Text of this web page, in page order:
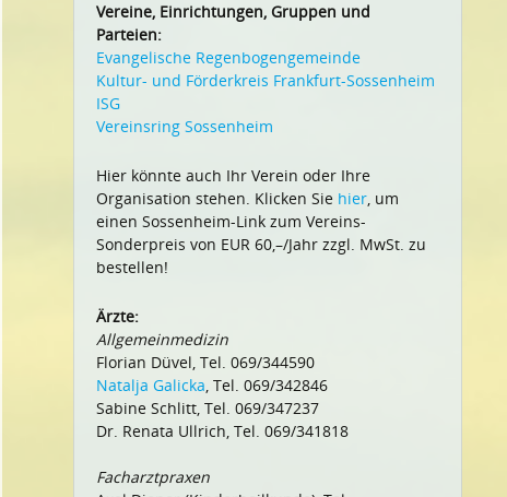
Vereine, Einrichtungen, Gruppen und
Parteien:
Evangelische Regenbogengemeinde
Kultur- und Förderkreis Frankfurt-Sossenheim
ISG
Vereinsring Sossenheim
Hier könnte auch Ihr Verein oder Ihre
Organisation stehen. Klicken Sie hier, um
einen Sossenheim-Link zum Vereins-
Sonderpreis von EUR 60,–/Jahr zzgl. MwSt. zu
bestellen!
Ärzte:
Allgemeinmedizin
Florian Düvel, Tel. 069/344590
Natalja Galicka, Tel. 069/342846
Sabine Schlitt, Tel. 069/347237
Dr. Renata Ullrich, Tel. 069/341818
Facharztpraxen